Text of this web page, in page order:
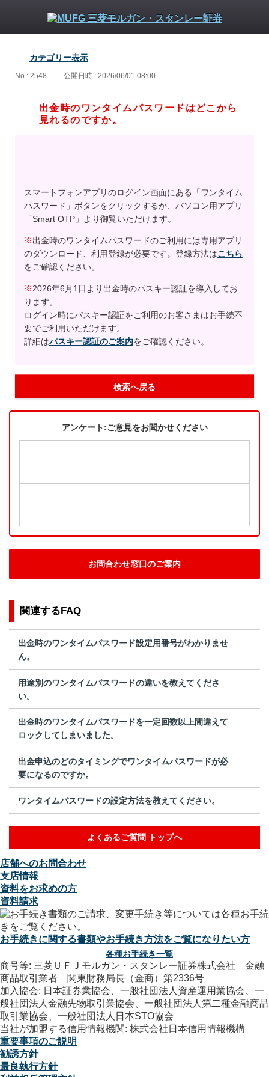
カテゴリー表示
No : 2548 公開日時 : 2026/06/01 08:00
出金時のワンタイムパスワードはどこから
見れるのですか。
スマートフォンアプリのログイン画面にある「ワンタイム
パスワード」ボタンをクリックするか、パソコン用アプリ
「Smart OTP」より御覧いただけます。
※出金時のワンタイムパスワードのご利用には専用アプリ
のダウンロード、利用登録が必要です。登録方法はこちら
をご確認ください。
※2026年6月1日より出金時のパスキー認証を導入してお
ります。
ログイン時にパスキー認証をご利用のお客さまはお手続不
要でご利用いただけます。
詳細はパスキー認証のご案内をご確認ください。
検索へ戻る
アンケート:ご意見をお聞かせください
お問合わせ窓口のご案内
関連するFAQ
出金時のワンタイムパスワード設定用番号がわかりませ
ん。
用途別のワンタイムパスワードの違いを教えてくださ
い。
出金時のワンタイムパスワードを一定回数以上間違えて
ロックしてしまいました。
出金申込のどのタイミングでワンタイムパスワードが必
要になるのですか。
ワンタイムパスワードの設定方法を教えてください。
よくあるご質問 トップへ
店舗へのお問合わせ
支店情報
資料をお求めの方
資料請求
お手続きに関する書類やお手続き方法をご覧になりたい方
各種お手続き一覧
商号等: 三菱ＵＦＪモルガン・スタンレー証券株式会社 金融
商品取引業者 関東財務局長（金商）第2336号
加入協会: 日本証券業協会、一般社団法人資産運用業協会、一
般社団法人金融先物取引業協会、一般社団法人第二種金融商品
取引業協会、一般社団法人日本STO協会
当社が加盟する信用情報機関: 株式会社日本信用情報機構
重要事項のご説明
勧誘方針
最良執行方針